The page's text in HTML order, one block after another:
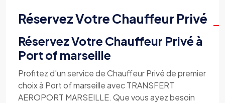
Réservez Votre Chauffeur Privé
Réservez Votre Chauffeur Privé à
Port of marseille
Profitez d'un service de Chauffeur Privé de premier
choix à Port of marseille avec TRANSFERT
AEROPORT MARSEILLE. Que vous ayez besoin